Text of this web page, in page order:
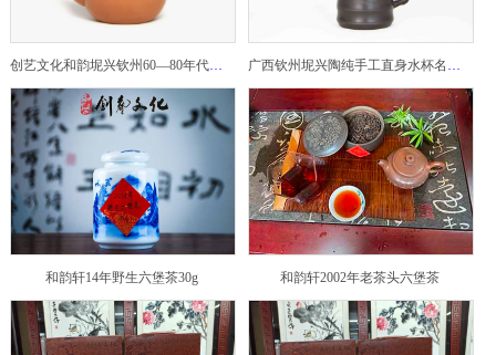
创艺文化和韵坭兴钦州60—80年代坭兴陶老壶——玉奎壶 广西钦州坭兴陶纯手工直身水杯名家陶瓷大师紫砂建水紫陶
和韵轩14年野生六堡茶30g 和韵轩2002年老茶头六堡茶